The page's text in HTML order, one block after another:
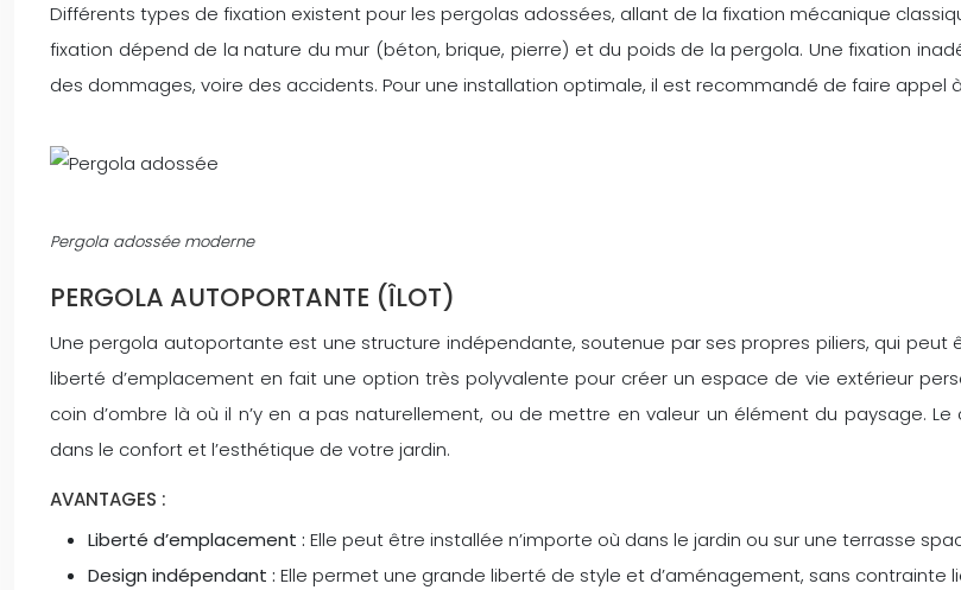
Différents types de fixation existent pour les pergolas adossées, allant de la fixation mécanique
fixation dépend de la nature du mur (béton, brique, pierre) et du poids de la pergola. Une fixation
des dommages, voire des accidents. Pour une installation optimale, il est recommandé de faire appel
Pergola adossée moderne
PERGOLA AUTOPORTANTE (ÎLOT)
Une pergola autoportante est une structure indépendante, soutenue par ses propres piliers, qui peut
liberté d’emplacement en fait une option très polyvalente pour créer un espace de vie extérieur
coin d’ombre là où il n’y en a pas naturellement, ou de mettre en valeur un élément du paysage.
dans le confort et l’esthétique de votre jardin.
AVANTAGES :
Liberté d’emplacement : Elle peut être installée n’importe où dans le jardin ou sur une terrasse
Design indépendant : Elle permet une grande liberté de style et d’aménagement, sans contrainte